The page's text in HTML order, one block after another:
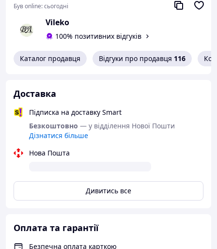
Був online:сьогодні
Vileko
100% позитивних відгуків
Каталог продавця Відгуки про продавця 116
Доставка
Підписка на доставку Smart
Безкоштовно — у відділення Нової Пошти
Дізнатися більше
Нова Пошта
Дивитись все
Оплата та гарантії
Безпечна оплата карткою